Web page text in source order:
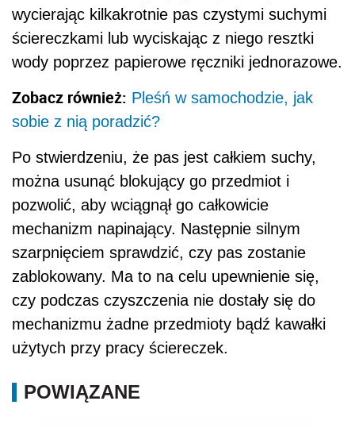
wycierając kilkakrotnie pas czystymi suchymi
ściereczkami lub wyciskając z niego resztki
wody poprzez papierowe ręczniki jednorazowe.
Zobacz również: Pleśń w samochodzie, jak
sobie z nią poradzić?
Po stwierdzeniu, że pas jest całkiem suchy,
można usunąć blokujący go przedmiot i
pozwolić, aby wciągnął go całkowicie
mechanizm napinający. Następnie silnym
szarpnięciem sprawdzić, czy pas zostanie
zablokowany. Ma to na celu upewnienie się,
czy podczas czyszczenia nie dostały się do
mechanizmu żadne przedmioty bądź kawałki
użytych przy pracy ściereczek.
POWIĄZANE